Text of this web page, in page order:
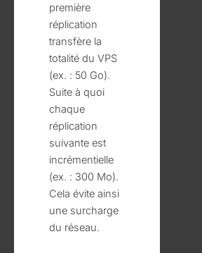
première
réplication
transfère la
totalité du VPS
(ex. : 50 Go).
Suite à quoi
chaque
réplication
suivante est
incrémentielle
(ex. : 300 Mo).
Cela évite ainsi
une surcharge
du réseau.